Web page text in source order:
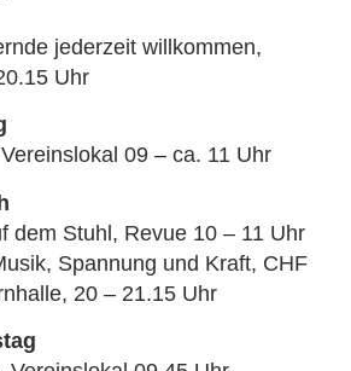
jederzeit willkommen,
Uhr
09 – ca. 11 Uhr
dem Stuhl, Revue 10 – 11 Uhr
Spannung und Kraft, CHF
20 – 21.15 Uhr